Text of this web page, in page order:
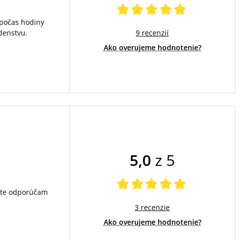
hodiny
9 recenzií
Ako overujeme hodnotenie?
odporúčam
5,0 z 5
3 recenzie
Ako overujeme hodnotenie?